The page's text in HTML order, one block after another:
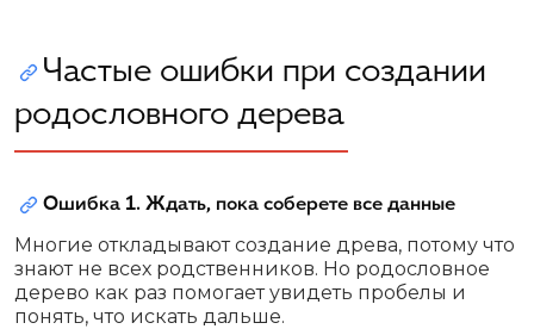
Частые ошибки при создании
родословного дерева
Ошибка 1. Ждать, пока соберете все данные
Многие откладывают создание древа, потому что
знают не всех родственников. Но родословное
дерево как раз помогает увидеть пробелы и
понять, что искать дальше.